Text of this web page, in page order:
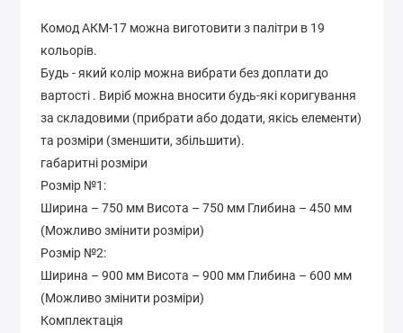
Комод АКМ-17 можна виготовити з палітри в 19
кольорів.
Будь - який колір можна вибрати без доплати до
вартості . Виріб можна вносити будь-які коригування
за складовими (прибрати або додати, якісь елементи)
та розміри (зменшити, збільшити).
габаритні розміри
Розмір №1:
Ширина – 750 мм Висота – 750 мм Глибина – 450 мм
(Можливо змінити розміри)
Розмір №2:
Ширина – 900 мм Висота – 900 мм Глибина – 600 мм
(Можливо змінити розміри)
Комплектація